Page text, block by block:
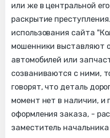
или же в центральной
раскрытие
использования сайта
мошенники выставляют
автомобилей или
созваниваются с ними,
говорят, что деталь
момент нет в наличии, и
оформления заказа, -
заместитель